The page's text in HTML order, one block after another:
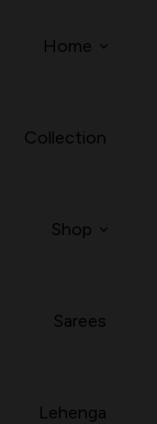
Home
Collection
Shop
Sarees
Lehenga